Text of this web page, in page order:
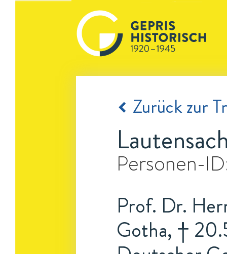
Zurück zur
Personen-
Prof. Dr.
Gotha, †